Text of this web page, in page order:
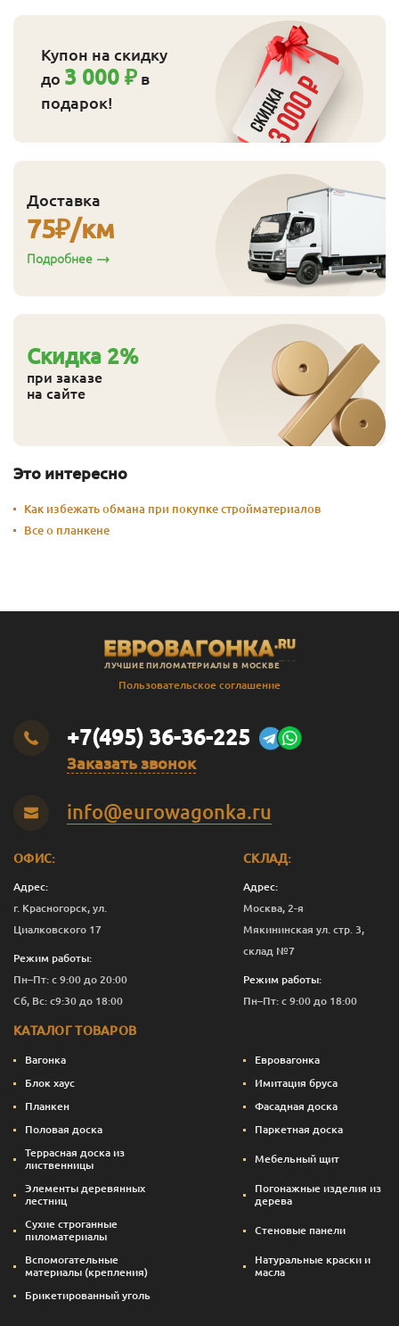
Купон на скидку
до 3 000 ₽ в
подарок!
Доставка
75₽/км
Подробнее
Cкидка 2%
при заказе
на сайте
Это интересно
Как избежать обмана при покупке стройматериалов
Все о планкене
ЛУЧШИЕ ПИЛОМАТЕРИАЛЫ В МОСКВЕ
Пользовательское соглашение
+7(495) 36-36-225
Заказать звонок
info@eurowagonka.ru
ОФИС:
Адрес:
г. Красногорск, ул.
Циалковского 17
Режим работы:
Пн–Пт: с 9:00 до 20:00
Сб, Вс: с9:30 до 18:00
СКЛАД:
Адрес:
Москва, 2-я
Мякининская ул. стр. 3,
склад №7
Режим работы:
Пн–Пт: с 9:00 до 18:00
КАТАЛОГ ТОВАРОВ
Вагонка
Евровагонка
Блок хаус
Имитация бруса
Планкен
Фасадная доска
Половая доска
Паркетная доска
Террасная доска из
лиственницы
Мебельный щит
Элементы деревянных
лестниц
Погонажные изделия из
дерева
Сухие строганные
пиломатериалы
Стеновые панели
Вспомогательные
материалы (крепления)
Натуральные краски и
масла
Брикетированный уголь